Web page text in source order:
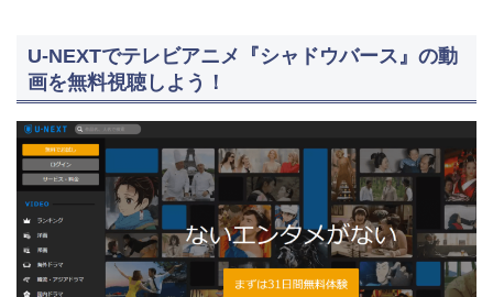
U-NEXTでテレビアニメ『シャドウバース』の動
画を無料視聴しよう！